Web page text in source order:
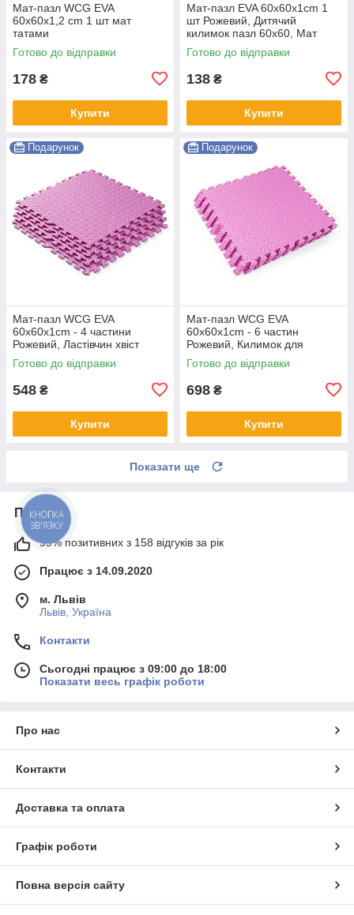
Мат-пазл WCG EVA
60х60х1,2 cm 1 шт мат
татами
Готово до відправки
178 ₴
Купити
Мат-пазл EVA 60х60х1cm 1
шт Рожевий, Дитячий
килимок пазл 60х60, Мат
татамі
Готово до відправки
138 ₴
Купити
Подарунок
Мат-пазл WCG EVA
60х60х1cm - 4 частини
Рожевий, Ластівчин хвіст
покриття
Готово до відправки
548 ₴
Купити
Подарунок
Мат-пазл WCG EVA
60х60х1cm - 6 частин
Рожевий, Килимок для
повзання пазл
Готово до відправки
698 ₴
Купити
Показати ще
Про нас
99% позитивних з 158 відгуків за рік
Працює з 14.09.2020
м. Львів
Львів, Україна
Контакти
Сьогодні працює з 09:00 до 18:00
Показати весь графік роботи
Про нас
Контакти
Доставка та оплата
Графік роботи
Повна версія сайту
КНОПКА
ЗВ'ЯЗКУ